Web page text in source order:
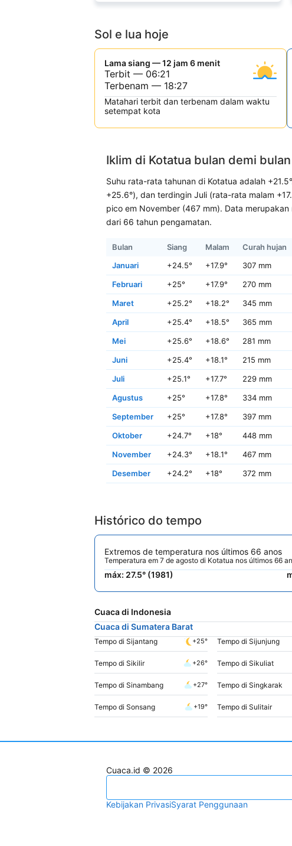
Sol e lua hoje
Lama siang — 12 jam 6 menit
Terbit — 06:21
Terbenam — 18:27
Matahari terbit dan terbenam dalam waktu
setempat kota
Iklim di Kotatua bulan demi bulan
Suhu rata-rata tahunan di Kotatua adalah
+25.6°), dan terdingin Juli (rata-rata malam
pico em November (467 mm). Data
dari 66 tahun pengamatan.
Bulan Siang Malam Curah hujan
Januari
+24.5° +17.9° 307 mm
Februari +25° +17.9° 270 mm
Maret +25.2° +18.2° 345 mm
April +25.4° +18.5° 365 mm
Mei +25.6° +18.6° 281 mm
Juni +25.4° +18.1° 215 mm
Juli +25.1° +17.7° 229 mm
Agustus +25° +17.8° 334 mm
September +25° +17.8° 397 mm
Oktober +24.7° +18° 448 mm
November +24.3° +18.1° 467 mm
Desember +24.2° +18° 372 mm
Histórico do tempo
Extremos de temperatura nos últimos 66 anos
Temperatura em 7 de agosto di Kotatua nos últimos 66
máx: 27.5° (1981)
Cuaca di Indonesia
Cuaca di Sumatera Barat
Tempo di Sijantang +25° Tempo di Sijunjung
Tempo di Sikilir +26° Tempo di Sikuliat
Tempo di Sinambang +27° Tempo di Singkarak
Tempo di Sonsang +19° Tempo di Sulitair
Cuaca.id © 2026
Kebijakan PrivasiSyarat Penggunaan